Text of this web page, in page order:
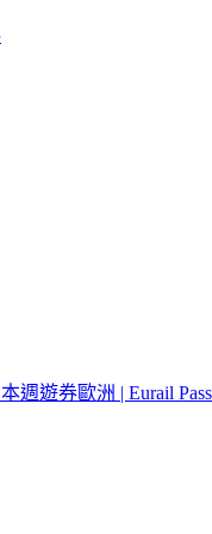
本週遊券歐洲 | Eurail Pass